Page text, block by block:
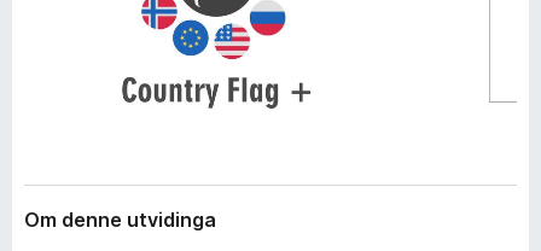
x
Om denne utvidinga